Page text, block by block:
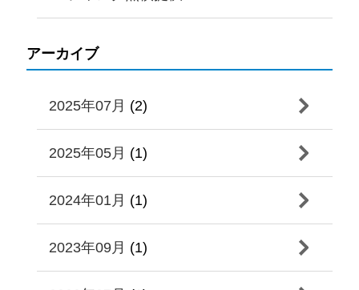
アーカイブ
2025年07月 (2)
2025年05月 (1)
2024年01月 (1)
2023年09月 (1)